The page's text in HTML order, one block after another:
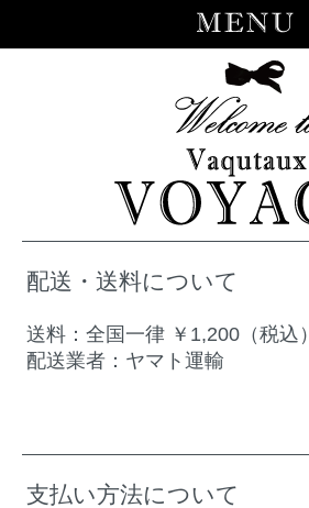
配送・送料について
送料：全国一律 ￥1,200（税込）
配送業者：ヤマト運輸
支払い方法について